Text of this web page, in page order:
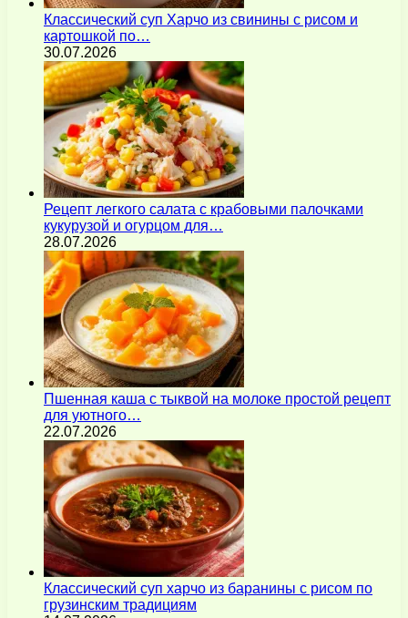
Классический суп Харчо из свинины с рисом и
картошкой по…
30.07.2026
Рецепт легкого салата с крабовыми палочками
кукурузой и огурцом для…
28.07.2026
Пшенная каша с тыквой на молоке простой рецепт
для уютного…
22.07.2026
Классический суп харчо из баранины с рисом по
грузинским традициям